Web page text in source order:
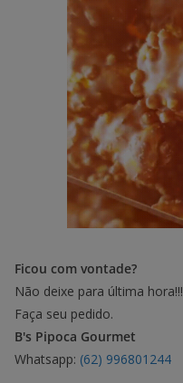
Ficou com vontade?
Não deixe para última hora!!!
Faça seu pedido.
B's Pipoca Gourmet
Whatsapp: (62) 996801244